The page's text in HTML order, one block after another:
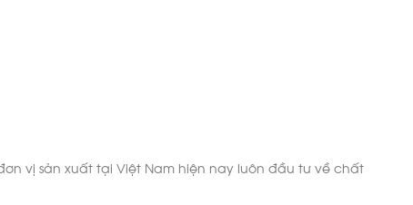
vị sản xuất tại Việt Nam hiện nay luôn đầu tư về chất